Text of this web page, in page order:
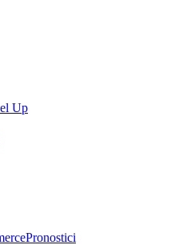
Up
Pronostici